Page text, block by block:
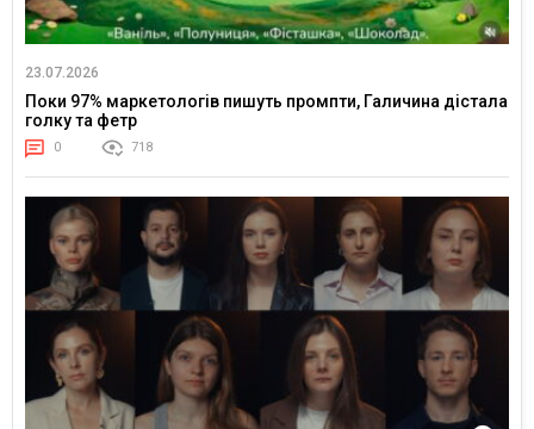
23.07.2026
Поки 97% маркетологів пишуть промпти, Галичина дістала
голку та фетр
0 718